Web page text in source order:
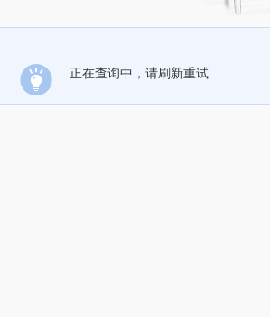
正在查询中，请刷新重试